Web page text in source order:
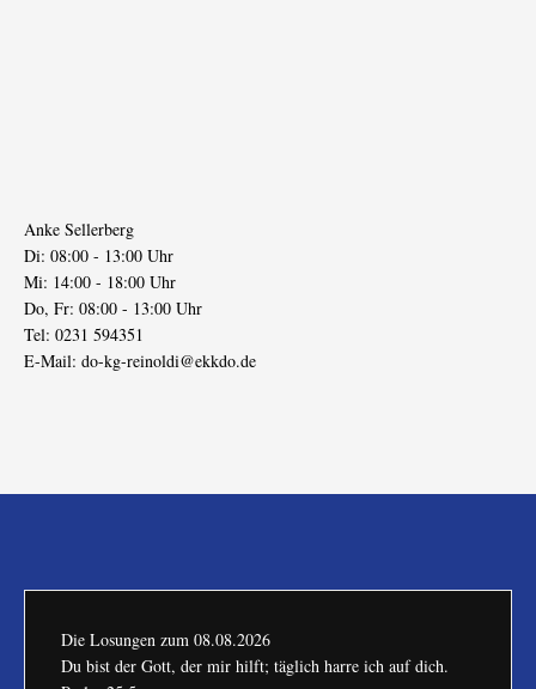
Anke Sellerberg
Di: 08:00 - 13:00 Uhr
Mi: 14:00 - 18:00 Uhr
Do, Fr: 08:00 - 13:00 Uhr
Tel: 0231 594351
E-Mail: do-kg-reinoldi@ekkdo.de
Die Losungen zum 08.08.2026
Du bist der Gott, der mir hilft; täglich harre ich auf dich.